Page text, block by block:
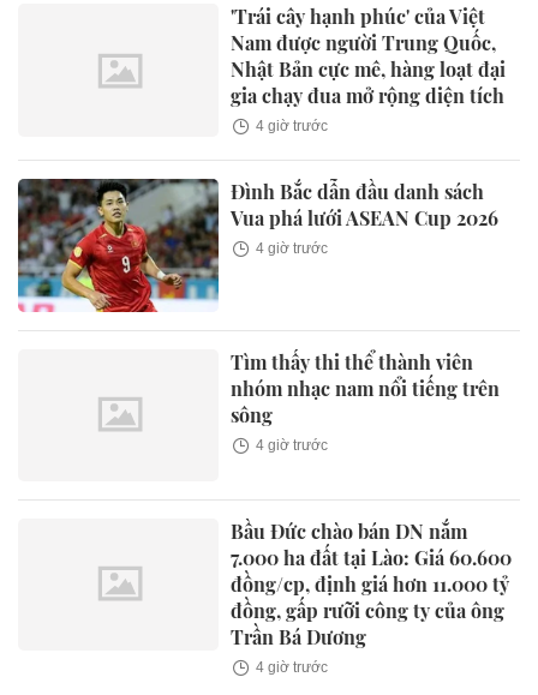
'Trái cây hạnh phúc' của Việt
Nam được người Trung Quốc,
Nhật Bản cực mê, hàng loạt đại
gia chạy đua mở rộng diện tích
4 giờ trước
Đình Bắc dẫn đầu danh sách
Vua phá lưới ASEAN Cup 2026
4 giờ trước
Tìm thấy thi thể thành viên
nhóm nhạc nam nổi tiếng trên
sông
4 giờ trước
Bầu Đức chào bán DN nắm
7.000 ha đất tại Lào: Giá 60.600
đồng/cp, định giá hơn 11.000 tỷ
đồng, gấp rưỡi công ty của ông
Trần Bá Dương
4 giờ trước